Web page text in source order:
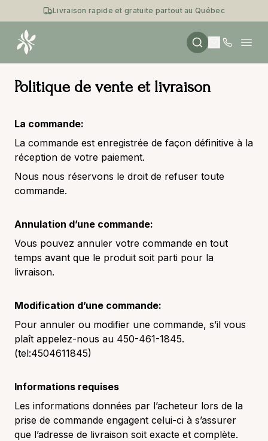
Livraison rapide et gratuite partout au Québec
Politique de vente et livraison
La commande:
La commande est enregistrée de façon définitive à la
réception de votre paiement.
Nous nous réservons le droit de refuser toute
commande.
Annulation d’une commande:
Vous pouvez annuler votre commande en tout
temps avant que le produit soit parti pour la
livraison.
Modification d’une commande:
Pour annuler ou modifier une commande, s’il vous
plaît appelez-nous au 450-461-1845.
(tel:4504611845)
Informations requises
Les informations données par l’acheteur lors de la
prise de commande engagent celui-ci à s’assurer
que l’adresse de livraison soit exacte et complète.